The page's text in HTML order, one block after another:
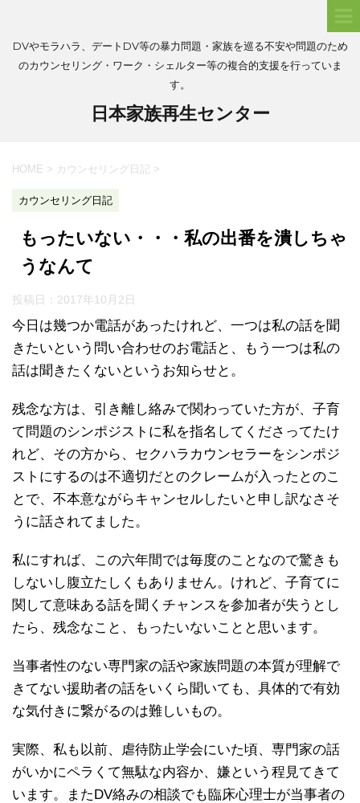
DVやモラハラ、デートDV等の暴力問題・家族を巡る不安や問題のため
のカウンセリング・ワーク・シェルター等の複合的支援を行っていま
す。
日本家族再生センター
HOME > カウンセリング日記 >
カウンセリング日記
もったいない・・・私の出番を潰しちゃ
うなんて
投稿日： 2017年10月2日
今日は幾つか電話があったけれど、一つは私の話を聞
きたいという問い合わせのお電話と、もう一つは私の
話は聞きたくないというお知らせと。
残念な方は、引き離し絡みで関わっていた方が、子育
て問題のシンポジストに私を指名してくださってたけ
れど、その方から、セクハラカウンセラーをシンポジ
ストにするのは不適切だとのクレームが入ったとのこ
とで、不本意ながらキャンセルしたいと申し訳なさそ
うに話されてました。
私にすれば、この六年間では毎度のことなので驚きも
しないし腹立たしくもありません。けれど、子育てに
関して意味ある話を聞くチャンスを参加者が失うとし
たら、残念なこと、もったいないことと思います。
当事者性のない専門家の話や家族問題の本質が理解で
きてない援助者の話をいくら聞いても、具体的で有効
な気付きに繋がるのは難しいもの。
実際、私も以前、虐待防止学会にいた頃、専門家の話
がいかにペラくて無駄な内容か、嫌という程見てきて
います。またDV絡みの相談でも臨床心理士が当事者の